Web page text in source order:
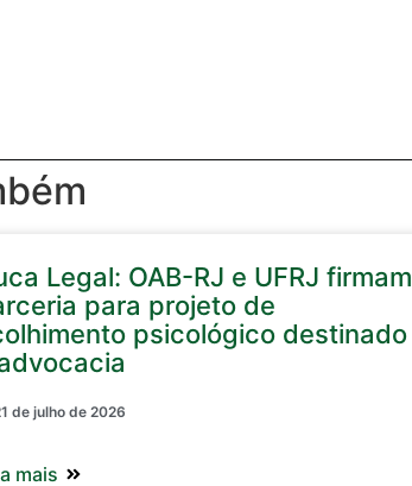
Legal: OAB-RJ e UFRJ firmam
para projeto de
psicológico destinado
de julho de 2026
mais